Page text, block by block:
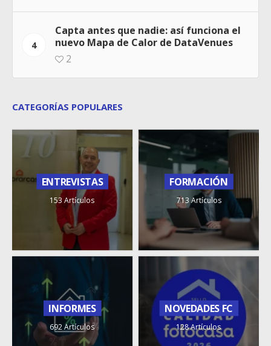
4
Capta antes que nadie: así funciona el
nuevo Mapa de Calor de DataVenues
2
CATEGORÍAS POPULARES
ENTREVISTAS
153 Artículos
FORMACIÓN
713 Artículos
INFORMES
692 Artículos
NOVEDADES FC
128 Artículos